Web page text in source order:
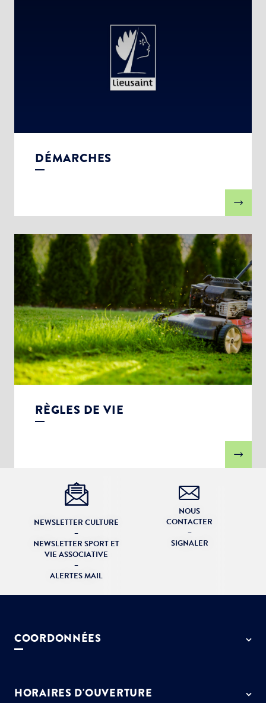
DÉMARCHES
RÈGLES DE VIE
NEWSLETTER CULTURE
–
NEWSLETTER SPORT ET
VIE ASSOCIATIVE
–
ALERTES MAIL
NOUS
CONTACTER
–
SIGNALER
COORDONNÉES
01 64 13 55 55
HORAIRES D'OUVERTURE